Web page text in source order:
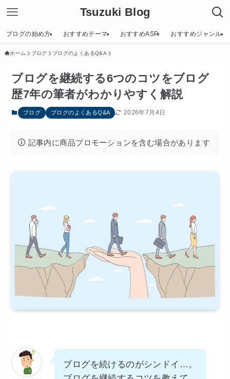
Tsuzuki Blog
ブログの始め方 おすすめテーマ おすすめASP おすすめジャンル
ホーム ブログ ブログのよくあるQ&A
ブログを継続する6つのコツをブログ
歴7年の筆者がわかりやすく解説
ブログ ブログのよくあるQ&A 2026年7月4日
記事内に商品プロモーションを含む場合があります
ブログを続けるのがシンドイ…。